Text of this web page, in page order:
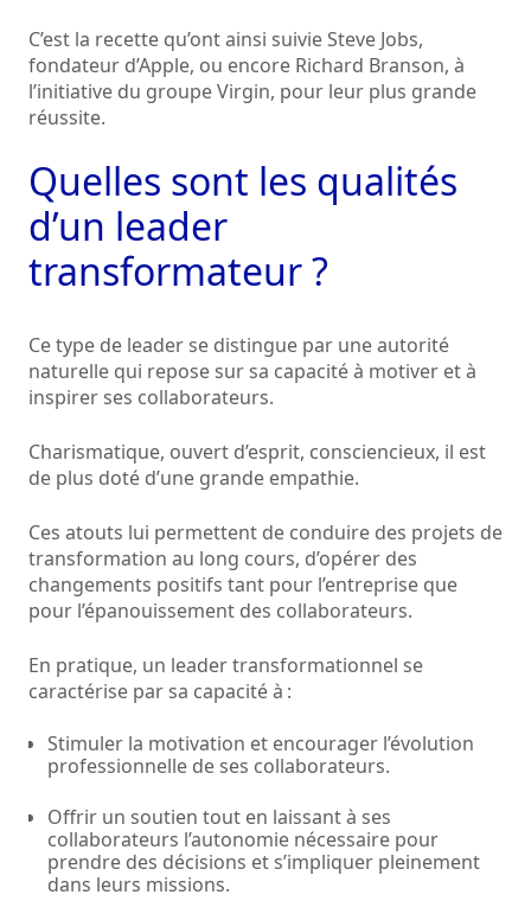
C’est la recette qu’ont ainsi suivie Steve Jobs,
fondateur d’Apple, ou encore Richard Branson, à
l’initiative du groupe Virgin, pour leur plus grande
réussite.
Quelles sont les qualités
d’un leader
transformateur ?
Ce type de leader se distingue par une autorité
naturelle qui repose sur sa capacité à motiver et à
inspirer ses collaborateurs.
Charismatique, ouvert d’esprit, consciencieux, il est
de plus doté d’une grande empathie.
Ces atouts lui permettent de conduire des projets de
transformation au long cours, d’opérer des
changements positifs tant pour l’entreprise que
pour l’épanouissement des collaborateurs.
En pratique, un leader transformationnel se
caractérise par sa capacité à :
Stimuler la motivation et encourager l’évolution
professionnelle de ses collaborateurs.
Offrir un soutien tout en laissant à ses
collaborateurs l’autonomie nécessaire pour
prendre des décisions et s’impliquer pleinement
dans leurs missions.